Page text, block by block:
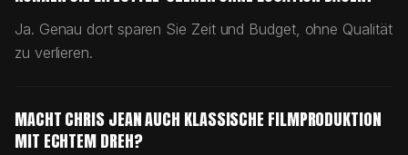
Ja. Genau dort sparen Sie Zeit und Budget, ohne Qualität
zu verlieren.
MACHT CHRIS JEAN AUCH KLASSISCHE FILMPRODUKTION
MIT ECHTEM DREH?